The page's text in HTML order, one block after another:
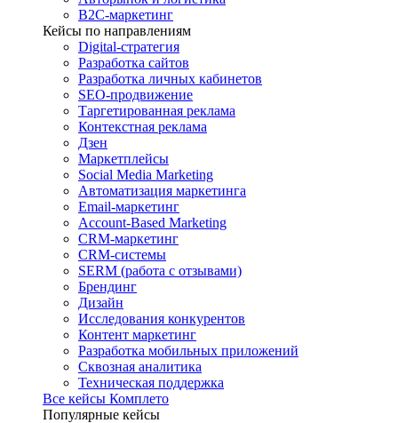
B2С-маркетинг
Кейсы по направлениям
Digital-стратегия
Разработка сайтов
Разработка личных кабинетов
SEO-продвижение
Таргетированная реклама
Контекстная реклама
Дзен
Маркетплейсы
Social Media Marketing
Автоматизация маркетинга
Email-маркетинг
Account-Based Marketing
CRM-маркетинг
CRM-системы
SERM (работа с отзывами)
Брендинг
Дизайн
Исследования конкурентов
Контент маркетинг
Разработка мобильных приложений
Сквозная аналитика
Техническая поддержка
Все кейсы Комплето
Популярные кейсы